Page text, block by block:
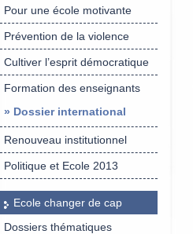
Pour une école motivante
Prévention de la violence
Cultiver l’esprit démocratique
Formation des enseignants
» Dossier international
Renouveau institutionnel
Politique et Ecole 2013
Ecole changer de cap
Dossiers thématiques